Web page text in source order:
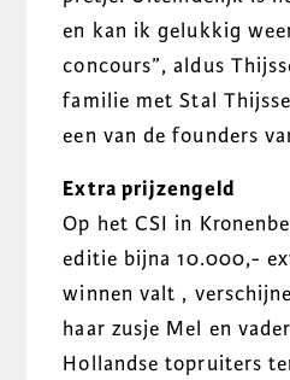
en kan ik gelukkig
concours”, aldus
familie met Stal
een van de founders
Extra prijzengeld
Op het CSI in
editie bijna 10.000,-
winnen valt ,
haar zusje Mel en
Hollandse topruiters